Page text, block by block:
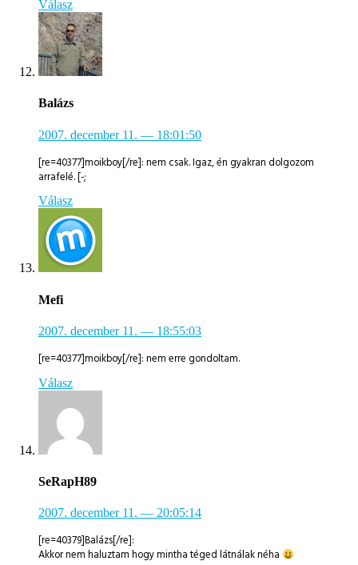
Válasz
Balázs
2007. december 11. — 18:01:50
[re=40377]moikboy[/re]: nem csak. Igaz, én gyakran dolgozom
arrafelé. [-;
Válasz
Mefi
2007. december 11. — 18:55:03
[re=40377]moikboy[/re]: nem erre gondoltam.
Válasz
SeRapH89
2007. december 11. — 20:05:14
[re=40379]Balázs[/re]:
Akkor nem haluztam hogy mintha téged látnálak néha